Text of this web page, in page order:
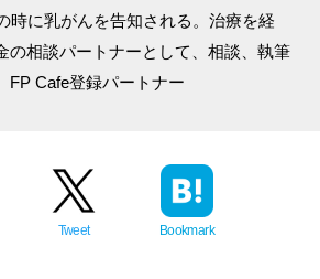
時に乳がんを告知される。治療を経
の相談パートナーとして、相談、執筆
FP Cafe登録パートナー
Tweet Bookmark